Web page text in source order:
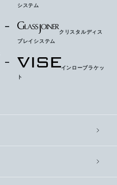
システム
クリスタルディス
プレイシステム
インローブラケッ
ト